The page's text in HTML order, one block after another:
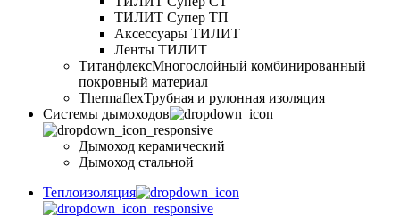
ТИЛИТ Супер ТП
Аксессуары ТИЛИТ
Ленты ТИЛИТ
ТитанфлексМногослойный комбинированный
покровный материал
ThermaflexТрубная и рулонная изоляция
Cистемы дымоходов
Дымоход керамический
Дымоход стальной
Теплоизоляция